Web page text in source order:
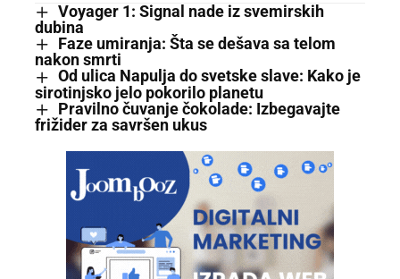
Voyager 1: Signal nade iz svemirskih
dubina
Faze umiranja: Šta se dešava sa telom
nakon smrti
Od ulica Napulja do svetske slave: Kako je
sirotinjsko jelo pokorilo planetu
Pravilno čuvanje čokolade: Izbegavajte
frižider za savršen ukus